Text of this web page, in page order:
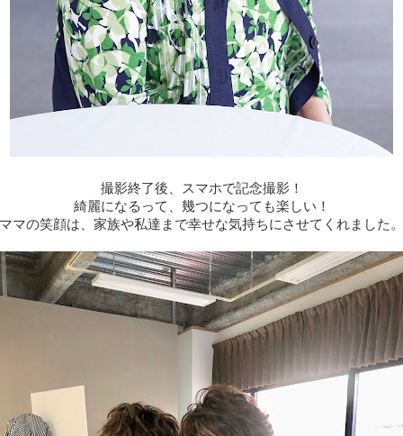
撮影終了後、スマホで記念撮影！
綺麗になるって、幾つになっても楽しい！
ママの笑顔は、家族や私達まで幸せな気持ちにさせてくれました。